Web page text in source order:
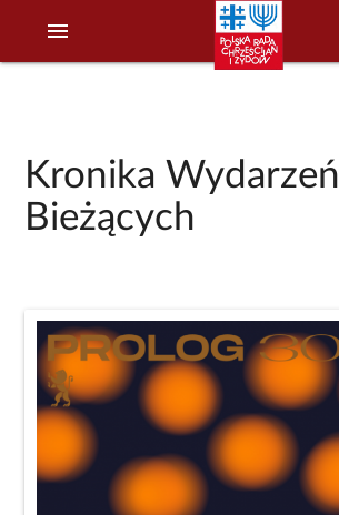
menu
Kronika Wydarzeń
Bieżących